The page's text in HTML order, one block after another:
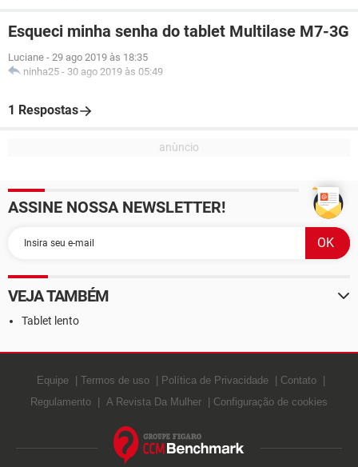
Esqueci minha senha do tablet Multilase M7-3G
Luciane - 29 ago 2019 às 18:35
ninha25 - 30 ago 2019 às 05:49
1 Respostas
ASSINE NOSSA NEWSLETTER!
VEJA TAMBÉM
Tablet lento
Equipe Termos de uso Política de Privacidade
Contato
Regulamento
A Revista Da Mulher Configuração de cookies